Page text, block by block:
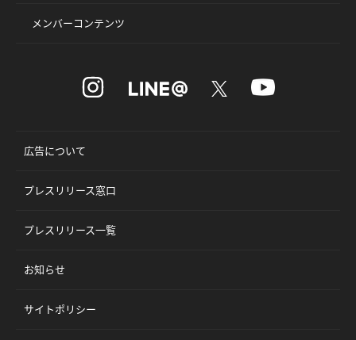
メンバーコンテンツ
広告について
プレスリリース窓口
プレスリリース一覧
お知らせ
サイトポリシー